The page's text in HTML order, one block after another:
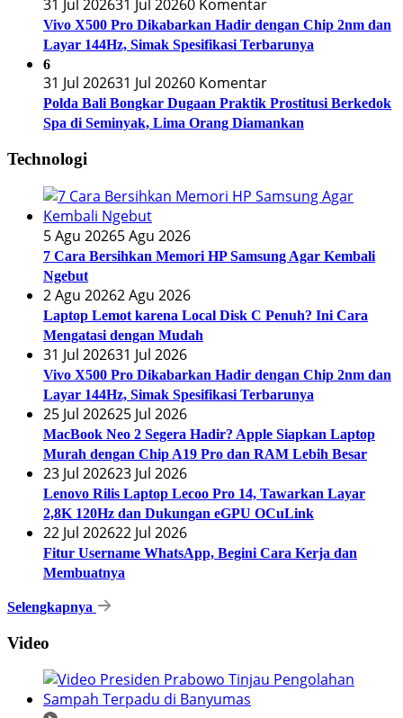
31 Jul 202631 Jul 20260 Komentar
Vivo X500 Pro Dikabarkan Hadir dengan Chip 2nm dan
Layar 144Hz, Simak Spesifikasi Terbarunya
6
31 Jul 202631 Jul 20260 Komentar
Polda Bali Bongkar Dugaan Praktik Prostitusi Berkedok
Spa di Seminyak, Lima Orang Diamankan
Technologi
5 Agu 20265 Agu 2026
7 Cara Bersihkan Memori HP Samsung Agar Kembali
Ngebut
2 Agu 20262 Agu 2026
Laptop Lemot karena Local Disk C Penuh? Ini Cara
Mengatasi dengan Mudah
31 Jul 202631 Jul 2026
Vivo X500 Pro Dikabarkan Hadir dengan Chip 2nm dan
Layar 144Hz, Simak Spesifikasi Terbarunya
25 Jul 202625 Jul 2026
MacBook Neo 2 Segera Hadir? Apple Siapkan Laptop
Murah dengan Chip A19 Pro dan RAM Lebih Besar
23 Jul 202623 Jul 2026
Lenovo Rilis Laptop Lecoo Pro 14, Tawarkan Layar
2,8K 120Hz dan Dukungan eGPU OCuLink
22 Jul 202622 Jul 2026
Fitur Username WhatsApp, Begini Cara Kerja dan
Membuatnya
Selengkapnya
Video